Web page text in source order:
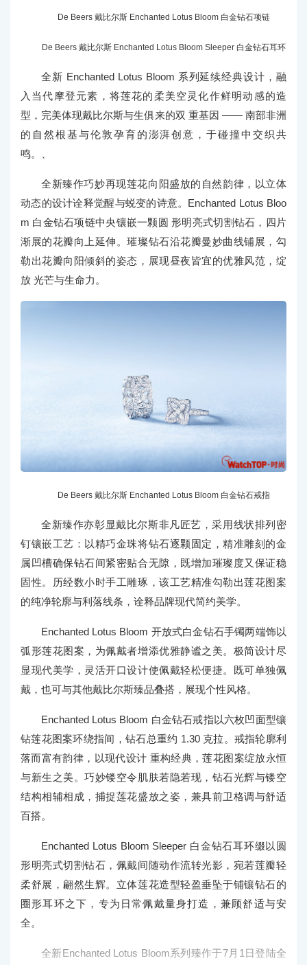
De Beers 戴比尔斯 Enchanted Lotus Bloom 白金钻石项链
De Beers 戴比尔斯 Enchanted Lotus Bloom Sleeper 白金钻石耳环
全新 Enchanted Lotus Bloom 系列延续经典设计，融
入当代摩登元素，将莲花的柔美空灵化作鲜明动感的造
型，完美体现戴比尔斯与生俱来的双 重基因 —— 南部非洲
的自然根基与伦敦孕育的澎湃创意，于碰撞中交织共
鸣。、
全新臻作巧妙再现莲花向阳盛放的自然韵律，以立体
动态的设计诠释觉醒与蜕变的诗意。Enchanted Lotus Bloo
m 白金钻石项链中央镶嵌一颗圆 形明亮式切割钻石，四片
渐展的花瓣向上延伸。璀璨钻石沿花瓣曼妙曲线铺展，勾
勒出花瓣向阳倾斜的姿态，展现昼夜皆宜的优雅风范，绽
放 光芒与生命力。
De Beers 戴比尔斯 Enchanted Lotus Bloom 白金钻石戒指
全新臻作亦彰显戴比尔斯非凡匠艺，采用线状排列密
钉镶嵌工艺：以精巧金珠将钻石逐颗固定，精准雕刻的金
属凹槽确保钻石间紧密贴合无隙，既增加璀璨度又保证稳
固性。历经数小时手工雕琢，该工艺精准勾勒出莲花图案
的纯净轮廓与利落线条，诠释品牌现代简约美学。
Enchanted Lotus Bloom 开放式白金钻石手镯两端饰以
弧形莲花图案，为佩戴者增添优雅静谧之美。极简设计尽
显现代美学，灵活开口设计使佩戴轻松便捷。既可单独佩
戴，也可与其他戴比尔斯臻品叠搭，展现个性风格。
Enchanted Lotus Bloom 白金钻石戒指以六枚凹面型镶
钻莲花图案环绕指间，钻石总重约 1.30 克拉。戒指轮廓利
落而富有韵律，以现代设计 重构经典，莲花图案绽放永恒
与新生之美。巧妙镂空令肌肤若隐若现，钻石光辉与镂空
结构相辅相成，捕捉莲花盛放之姿，兼具前卫格调与舒适
百搭。
Enchanted Lotus Bloom Sleeper 白金钻石耳环缀以圆
形明亮式切割钻石，佩戴间随动作流转光影，宛若莲瓣轻
柔舒展，翩然生辉。立体莲花造型轻盈垂坠于铺镶钻石的
圈形耳环之下，专为日常佩戴量身打造，兼顾舒适与安
全。
全新Enchanted Lotus Bloom系列臻作于7月1日登陆全